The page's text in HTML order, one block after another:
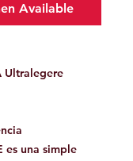
Available
Ultralegere
es una simple